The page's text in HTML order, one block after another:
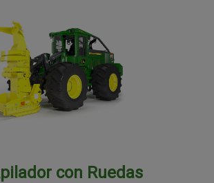
con Ruedas